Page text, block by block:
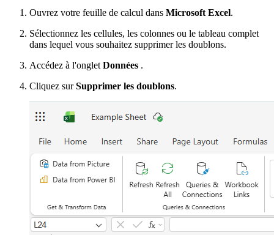
Ouvrez votre feuille de calcul dans Microsoft Excel.
Sélectionnez les cellules, les colonnes ou le tableau complet
dans lequel vous souhaitez supprimer les doublons.
Accédez à l'onglet Données .
Cliquez surSupprimer les doublons.